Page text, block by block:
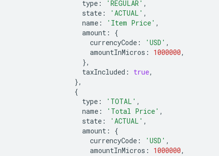
type : 'REGULAR' ,
state : 'ACTUAL' ,
name : 'Item Price' ,
amount :
{
currencyCode : 'USD' ,
amountInMicros : 1000000,
},
taxIncluded : true,
},
{
type : 'TOTAL' ,
name : 'Total Price' ,
state : 'ACTUAL' ,
amount :
{
currencyCode : 'USD' ,
amountInMicros : 1000000,